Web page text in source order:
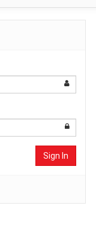
Sign In